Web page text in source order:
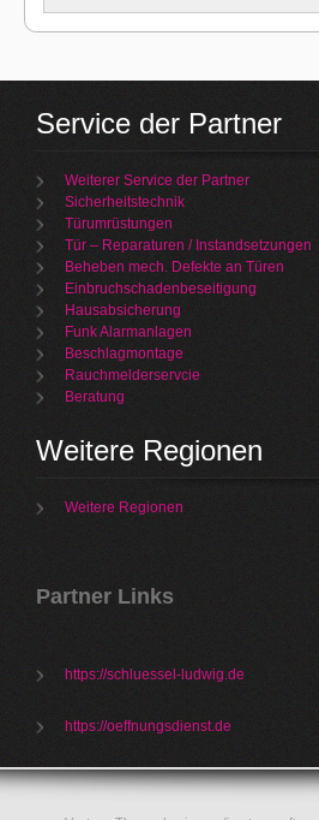
Service der Partner
Weiterer Service der Partner
Sicherheitstechnik
Türumrüstungen
Tür – Reparaturen / Instandsetzungen
Beheben mech. Defekte an Türen
Einbruchschadenbeseitigung
Hausabsicherung
Funk Alarmanlagen
Beschlagmontage
Rauchmelderservcie
Beratung
Weitere Regionen
Weitere Regionen
Partner Links
https://schluessel-ludwig.de
https://oeffnungsdienst.de